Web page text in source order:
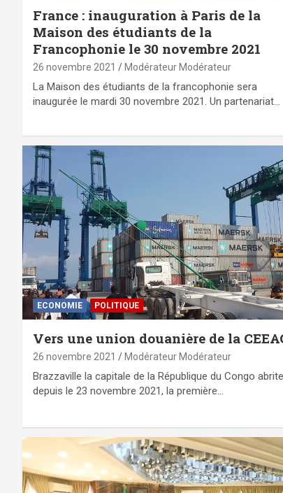
France : inauguration à Paris de la
Maison des étudiants de la
Francophonie le 30 novembre 2021
26 novembre 2021 Modérateur Modérateur
La Maison des étudiants de la francophonie sera
inaugurée le mardi 30 novembre 2021. Un partenariat…
ECONOMIE POLITIQUE
Vers une union douanière de la
26 novembre 2021 Modérateur Modérateur
Brazzaville la capitale de la République du Congo abrite
depuis le 23 novembre 2021, la première…